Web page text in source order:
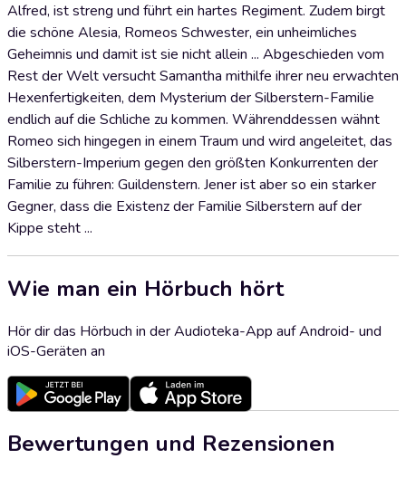
Alfred, ist streng und führt ein hartes Regiment. Zudem birgt
die schöne Alesia, Romeos Schwester, ein unheimliches
Geheimnis und damit ist sie nicht allein ... Abgeschieden vom
Rest der Welt versucht Samantha mithilfe ihrer neu erwachten
Hexenfertigkeiten, dem Mysterium der Silberstern-Familie
endlich auf die Schliche zu kommen. Währenddessen wähnt
Romeo sich hingegen in einem Traum und wird angeleitet, das
Silberstern-Imperium gegen den größten Konkurrenten der
Familie zu führen: Guildenstern. Jener ist aber so ein starker
Gegner, dass die Existenz der Familie Silberstern auf der
Kippe steht ...
Wie man ein Hörbuch hört
Hör dir das Hörbuch in der Audioteka-App auf Android- und
iOS-Geräten an
Bewertungen und Rezensionen